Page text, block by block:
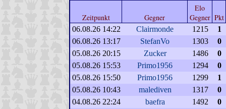
Zeitpunkt Gegner
Elo
Gegner Pkt
06.08.26 14:22 Clairmonde 1215
1
06.08.26 13:17
StefanVo 1303
0
05.08.26 20:15
Zucker 1486
0
05.08.26 15:53
Primo1956 1294
0
05.08.26 15:50
Primo1956 1299
1
05.08.26 10:43
malediven 1317
0
04.08.26 22:24
baefra 1492
0